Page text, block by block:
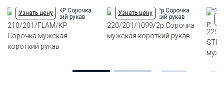
Узнать цену
210/201/FLAM/KP
Сорочка мужская
короткий рукав
Узнать цену
220/201/1099/2p Сорочка
мужская короткий рукав
225/